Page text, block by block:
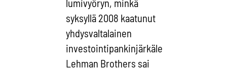
lumivyöryn, minkä
syksyllä 2008 kaatunut
yhdysvaltalainen
investointipankinjärkäle
Lehman Brothers sai